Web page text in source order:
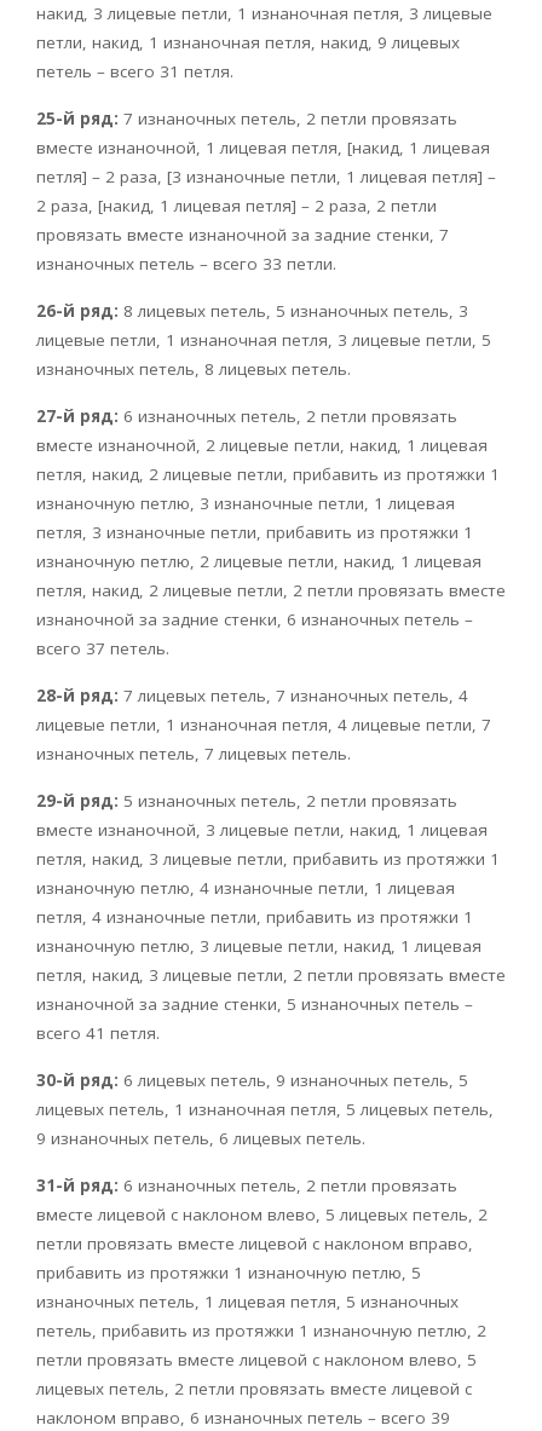
накид, 3 лицевые петли, 1 изнаночная петля, 3 лицевые
петли, накид, 1 изнаночная петля, накид, 9 лицевых
петель – всего 31 петля.
25-й ряд: 7 изнаночных петель, 2 петли провязать
вместе изнаночной, 1 лицевая петля, [накид, 1 лицевая
петля] – 2 раза, [3 изнаночные петли, 1 лицевая петля] –
2 раза, [накид, 1 лицевая петля] – 2 раза, 2 петли
провязать вместе изнаночной за задние стенки, 7
изнаночных петель – всего 33 петли.
26-й ряд: 8 лицевых петель, 5 изнаночных петель, 3
лицевые петли, 1 изнаночная петля, 3 лицевые петли, 5
изнаночных петель, 8 лицевых петель.
27-й ряд: 6 изнаночных петель, 2 петли провязать
вместе изнаночной, 2 лицевые петли, накид, 1 лицевая
петля, накид, 2 лицевые петли, прибавить из протяжки 1
изнаночную петлю, 3 изнаночные петли, 1 лицевая
петля, 3 изнаночные петли, прибавить из протяжки 1
изнаночную петлю, 2 лицевые петли, накид, 1 лицевая
петля, накид, 2 лицевые петли, 2 петли провязать вместе
изнаночной за задние стенки, 6 изнаночных петель –
всего 37 петель.
28-й ряд: 7 лицевых петель, 7 изнаночных петель, 4
лицевые петли, 1 изнаночная петля, 4 лицевые петли, 7
изнаночных петель, 7 лицевых петель.
29-й ряд: 5 изнаночных петель, 2 петли провязать
вместе изнаночной, 3 лицевые петли, накид, 1 лицевая
петля, накид, 3 лицевые петли, прибавить из протяжки 1
изнаночную петлю, 4 изнаночные петли, 1 лицевая
петля, 4 изнаночные петли, прибавить из протяжки 1
изнаночную петлю, 3 лицевые петли, накид, 1 лицевая
петля, накид, 3 лицевые петли, 2 петли провязать вместе
изнаночной за задние стенки, 5 изнаночных петель –
всего 41 петля.
30-й ряд: 6 лицевых петель, 9 изнаночных петель, 5
лицевых петель, 1 изнаночная петля, 5 лицевых петель,
9 изнаночных петель, 6 лицевых петель.
31-й ряд: 6 изнаночных петель, 2 петли провязать
вместе лицевой с наклоном влево, 5 лицевых петель, 2
петли провязать вместе лицевой с наклоном вправо,
прибавить из протяжки 1 изнаночную петлю, 5
изнаночных петель, 1 лицевая петля, 5 изнаночных
петель, прибавить из протяжки 1 изнаночную петлю, 2
петли провязать вместе лицевой с наклоном влево, 5
лицевых петель, 2 петли провязать вместе лицевой с
наклоном вправо, 6 изнаночных петель – всего 39